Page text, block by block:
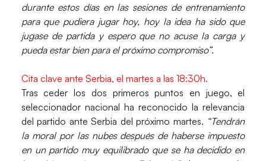
durante estos días en las sesiones de entrenamiento
para que pudiera jugar hoy, hoy la idea ha sido que
jugase de partida y espero que no acuse la carga y
pueda estar bien para el próximo compromiso”.
Cita clave ante Serbia, el martes a las 18:30h.
Tras ceder los dos primeros puntos en juego, el
seleccionador nacional ha reconocido la relevancia
del partido ante Serbia del próximo martes. “Tendrán
la moral por las nubes después de haberse impuesto
en un partido muy equilibrado que se ha decidido en